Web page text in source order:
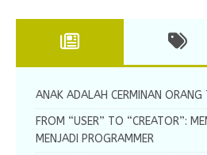
ANAK ADALAH CERMINAN ORANG
FROM “USER” TO “CREATOR”:
MENJADI PROGRAMMER